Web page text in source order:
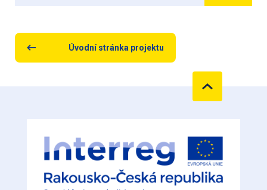
Úvodní stránka projektu